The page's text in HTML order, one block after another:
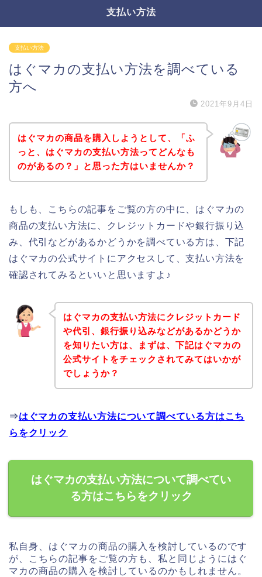
支払い方法
支払い方法
はぐマカの支払い方法を調べている
方へ
2021年9月4日
はぐマカの商品を購入しようとして、「ふ
っと、はぐマカの支払い方法ってどんなも
のがあるの？」と思った方はいませんか？
もしも、こちらの記事をご覧の方の中に、はぐマカの
商品の支払い方法に、クレジットカードや銀行振り込
み、代引などがあるかどうかを調べている方は、下記
はぐマカの公式サイトにアクセスして、支払い方法を
確認されてみるといいと思いますよ♪
はぐマカの支払い方法にクレジットカード
や代引、銀行振り込みなどがあるかどうか
を知りたい方は、まずは、下記はぐマカの
公式サイトをチェックされてみてはいかが
でしょうか？
⇒はぐマカの支払い方法について調べている方はこち
らをクリック
はぐマカの支払い方法について調べてい
る方はこちらをクリック
私自身、はぐマカの商品の購入を検討しているのです
が、こちらの記事をご覧の方も、私と同じようにはぐ
マカの商品の購入を検討しているのかもしれません。